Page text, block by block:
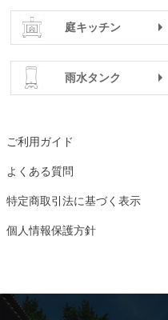
庭キッチン
雨水タンク
ご利用ガイド
よくある質問
特定商取引法に基づく表示
個人情報保護方針